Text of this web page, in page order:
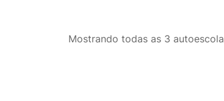
Mostrando todas as 3